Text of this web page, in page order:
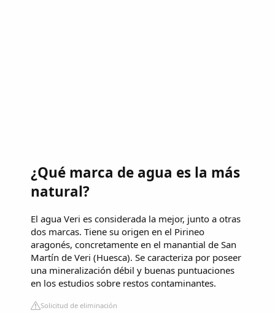
¿Qué marca de agua es la más
natural?
El agua Veri es considerada la mejor, junto a otras
dos marcas. Tiene su origen en el Pirineo
aragonés, concretamente en el manantial de San
Martín de Veri (Huesca). Se caracteriza por poseer
una mineralización débil y buenas puntuaciones
en los estudios sobre restos contaminantes.
Solicitud de eliminación